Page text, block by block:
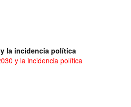
la incidencia política
y la incidencia política